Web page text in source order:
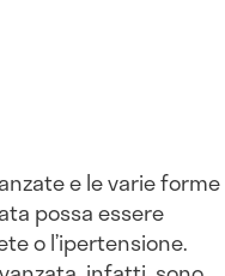
e le varie forme
possa essere
o l’ipertensione.